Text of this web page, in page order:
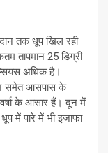
तक धूप खिल रही
तापमान 25 डिग्री
अधिक है।
समेत आसपास के
के आसार हैं। दून में
में पारे में भी इजाफा